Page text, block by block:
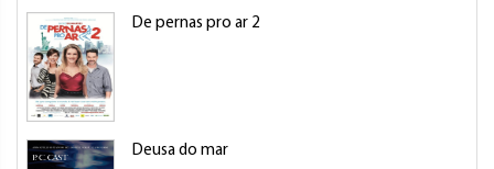
De pernas pro ar 2
Deusa do mar